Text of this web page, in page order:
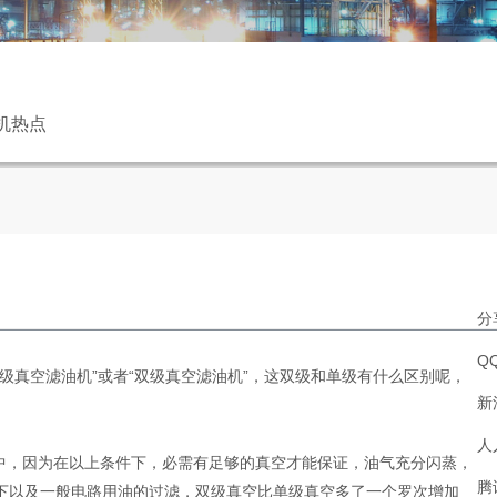
热点
分
新
空滤油机”或者“双级真空滤油机”，这双级和单级有什么区别呢，
为在以上条件下，必需有足够的真空才能保证，油气充分闪蒸，
及一般电路用油的过滤，双级真空比单级真空多了一个罗次增加